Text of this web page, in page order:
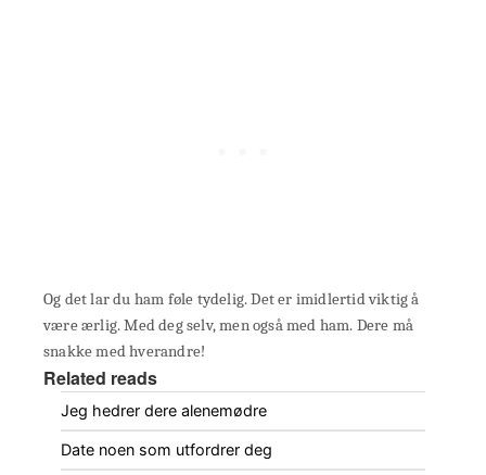
Og det lar du ham føle tydelig. Det er imidlertid viktig å
være ærlig. Med deg selv, men også med ham. Dere må
snakke med hverandre!
Related reads
Jeg hedrer dere alenemødre
Date noen som utfordrer deg